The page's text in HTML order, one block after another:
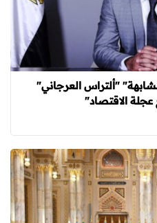
"ألتراس العرجاني"
الاقتصاد"